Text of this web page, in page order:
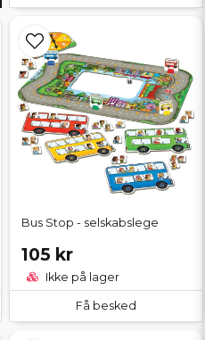
Bus Stop - selskabslege
105 kr
Ikke på lager
Få besked